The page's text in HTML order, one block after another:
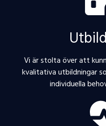
Vi är stolta över att
kvalitativa utbildningar
individuella